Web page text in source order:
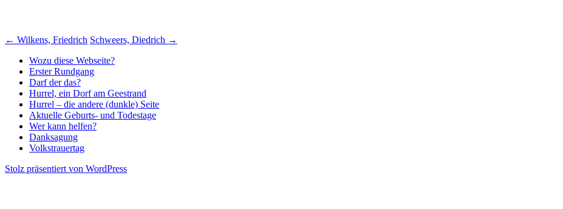
Beitragsnavigation
← Wilkens, Friedrich Schweers, Diedrich →
Wozu diese Webseite?
Erster Rundgang
Darf der das?
Hurrel, ein Dorf am Geestrand
Hurrel – die andere (dunkle) Seite
Aktuelle Geburts- und Todestage
Wer kann helfen?
Danksagung
Volkstrauertag
Stolz präsentiert von WordPress